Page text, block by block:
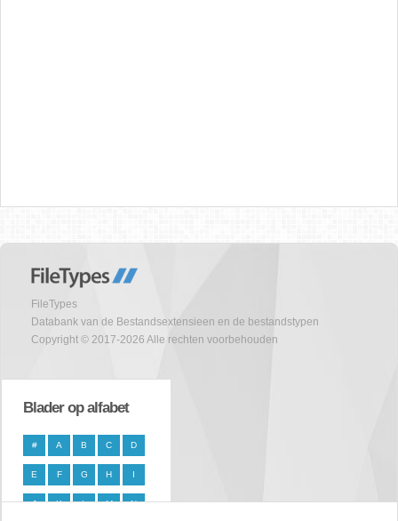
FileTypes
Databank van de Bestandsextensieen en de bestandstypen
Copyright © 2017-2026 Alle rechten voorbehouden
Blader op alfabet
# A B C D
E F G H I
J K L M N